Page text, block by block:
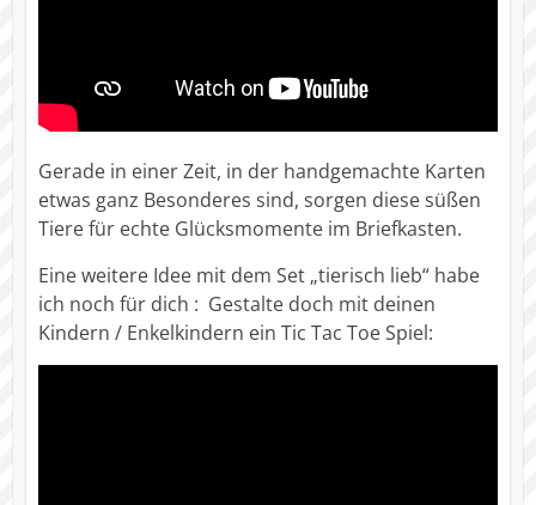
Gerade in einer Zeit, in der handgemachte Karten
etwas ganz Besonderes sind, sorgen diese süßen
Tiere für echte Glücksmomente im Briefkasten.
Eine weitere Idee mit dem Set „tierisch lieb“ habe
ich noch für dich : Gestalte doch mit deinen
Kindern / Enkelkindern ein Tic Tac Toe Spiel: